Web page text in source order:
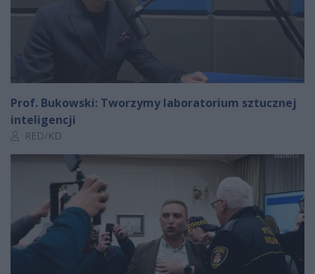
Prof. Bukowski: Tworzymy laboratorium sztucznej
inteligencji
Autor artykułu:
RED/KD